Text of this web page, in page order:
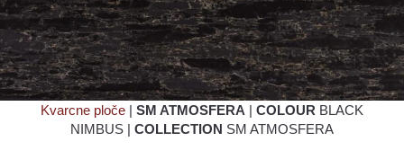
Kvarcne ploče | SM ATMOSFERA | COLOUR BLACK
NIMBUS | COLLECTION SM ATMOSFERA